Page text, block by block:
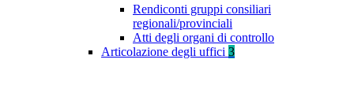
Rendiconti gruppi consiliari
regionali/provinciali
Atti degli organi di controllo
Articolazione degli uffici 3